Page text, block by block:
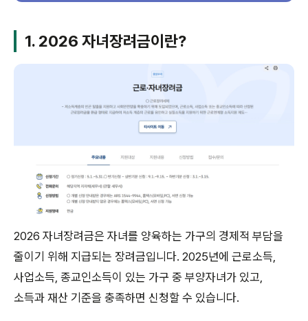
1. 2026 자녀장려금이란?
2026 자녀장려금은 자녀를 양육하는 가구의 경제적 부담을
줄이기 위해 지급되는 장려금입니다. 2025년에 근로소득,
사업소득, 종교인소득이 있는 가구 중 부양자녀가 있고,
소득과 재산 기준을 충족하면 신청할 수 있습니다.